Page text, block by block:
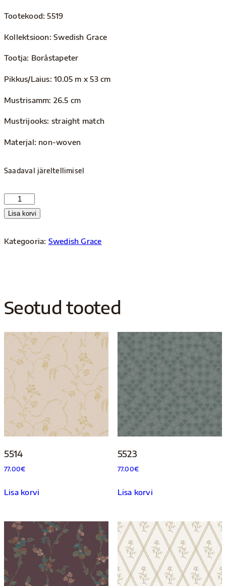
Tootekood: 5519
Kollektsioon: Swedish Grace
Tootja: Boråstapeter
Pikkus/Laius: 10.05 m x 53 cm
Mustrisamm: 26.5 cm
Mustrijooks: straight match
Materjal: non-woven
Saadaval järeltellimisel
5519
kogus
Lisa korvi
Kategooria: Swedish Grace
Seotud tooted
5514
77.00€
Lisa korvi
5523
77.00€
Lisa korvi